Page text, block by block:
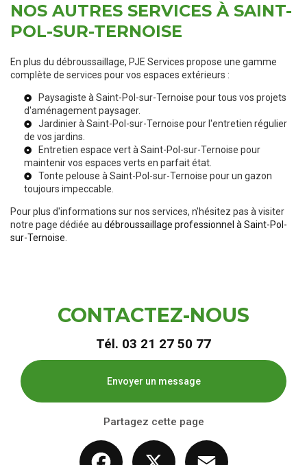
NOS AUTRES SERVICES À SAINT-
POL-SUR-TERNOISE
En plus du débroussaillage, PJE Services propose une gamme
complète de services pour vos espaces extérieurs :
Paysagiste à Saint-Pol-sur-Ternoise pour tous vos projets
d'aménagement paysager.
Jardinier à Saint-Pol-sur-Ternoise pour l'entretien régulier
de vos jardins.
Entretien espace vert à Saint-Pol-sur-Ternoise pour
maintenir vos espaces verts en parfait état.
Tonte pelouse à Saint-Pol-sur-Ternoise pour un gazon
toujours impeccable.
Pour plus d'informations sur nos services, n'hésitez pas à visiter
notre page dédiée au débroussaillage professionnel à Saint-Pol-
sur-Ternoise
CONTACTEZ-NOUS
Tél. 03 21 27 50 77
Envoyer un message
Partagez cette page
Facebook